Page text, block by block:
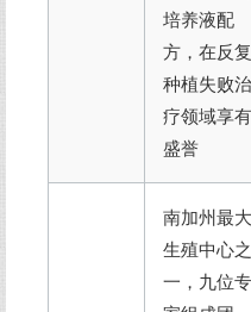
培养液配
方，在反复
种植失败治
疗领域享有
盛誉
南加州最大
生殖中心之
一，九位专